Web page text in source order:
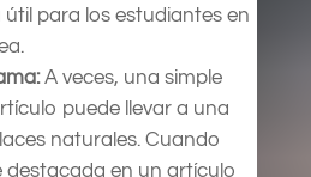
para los estudiantes en
A veces, una simple
puede llevar a una
naturales. Cuando
destacada en un artículo